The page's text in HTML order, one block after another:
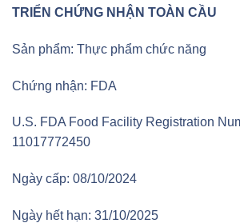
TRIỂN CHỨNG NHẬN TOÀN CẦU
Sản phẩm: Thực phẩm chức năng
Chứng nhận: FDA
U.S. FDA Food Facility Registration
11017772450
Ngày cấp: 08/10/2024
Ngày hết hạn: 31/10/2025